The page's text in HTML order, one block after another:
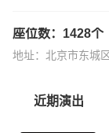
座位数：1428个
地址：北京市东城
近期演出